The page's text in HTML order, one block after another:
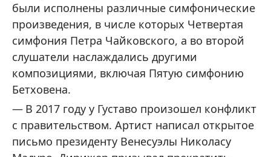
были исполнены различные симфонические
произведения, в числе которых Четвертая
симфония Петра Чайковского, а во второй
слушатели наслаждались другими
композициями, включая Пятую симфонию
Бетховена.
В 2017 году у Густаво произошел конфликт
с правительством. Артист написал открытое
письмо президенту Венесуэлы Николасу